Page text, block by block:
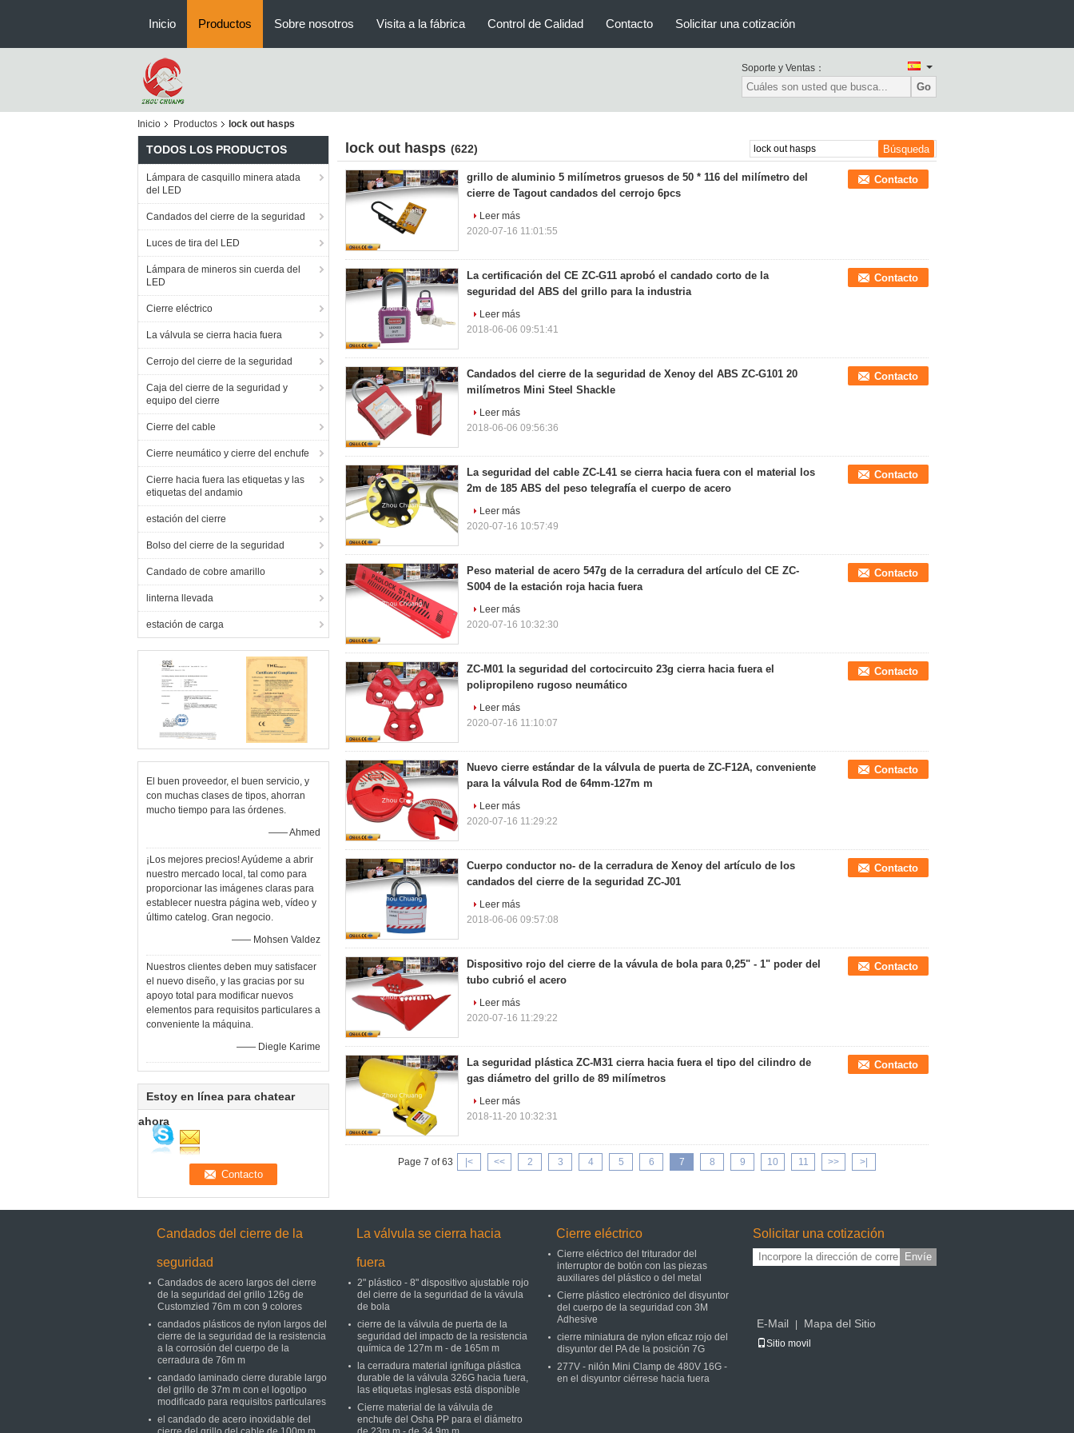
Inicio Productos Sobre nosotros Visita a la fábrica Control de Calidad Contacto Solicitar una cotización
Soporte y Ventas：
Go
Inicio Productos lock out hasps
TODOS LOS PRODUCTOS
Lámpara de casquillo minera atada
del LED
Candados del cierre de la seguridad
Luces de tira del LED
Lámpara de mineros sin cuerda del
LED
Cierre eléctrico
La válvula se cierra hacia fuera
Cerrojo del cierre de la seguridad
Caja del cierre de la seguridad y
equipo del cierre
Cierre del cable
Cierre neumático y cierre del enchufe
Cierre hacia fuera las etiquetas y las
etiquetas del andamio
estación del cierre
Bolso del cierre de la seguridad
Candado de cobre amarillo
linterna llevada
estación de carga
El buen proveedor, el buen servicio, y
con muchas clases de tipos, ahorran
mucho tiempo para las órdenes.
—— Ahmed
¡Los mejores precios! Ayúdeme a abrir
nuestro mercado local, tal como para
proporcionar las imágenes claras para
establecer nuestra página web, vídeo y
último catelog. Gran negocio.
—— Mohsen Valdez
Nuestros clientes deben muy satisfacer
el nuevo diseño, y las gracias por su
apoyo total para modificar nuevos
elementos para requisitos particulares a
conveniente la máquina.
—— Diegle Karime
Estoy en línea para chatear
ahora
lock out hasps (622)
grillo de aluminio 5 milímetros gruesos de 50 * 116 del milímetro del
cierre de Tagout candados del cerrojo 6pcs
Contacto
Leer más
2020-07-16 11:01:55
La certificación del CE ZC-G11 aprobó el candado corto de la
seguridad del ABS del grillo para la industria
Contacto
Leer más
2018-06-06 09:51:41
Candados del cierre de la seguridad de Xenoy del ABS ZC-G101 20
milímetros Mini Steel Shackle
Contacto
Leer más
2018-06-06 09:56:36
La seguridad del cable ZC-L41 se cierra hacia fuera con el material los
2m de 185 ABS del peso telegrafía el cuerpo de acero
Contacto
Leer más
2020-07-16 10:57:49
Peso material de acero 547g de la cerradura del artículo del CE ZC-
S004 de la estación roja hacia fuera
Contacto
Leer más
2020-07-16 10:32:30
ZC-M01 la seguridad del cortocircuito 23g cierra hacia fuera el
polipropileno rugoso neumático
Contacto
Leer más
2020-07-16 11:10:07
Nuevo cierre estándar de la válvula de puerta de ZC-F12A, conveniente
para la válvula Rod de 64mm-127m m
Contacto
Leer más
2020-07-16 11:29:22
Cuerpo conductor no- de la cerradura de Xenoy del artículo de los
candados del cierre de la seguridad ZC-J01
Contacto
Leer más
2018-06-06 09:57:08
Dispositivo rojo del cierre de la vávula de bola para 0,25" - 1" poder del
tubo cubrió el acero
Contacto
Leer más
2020-07-16 11:29:22
La seguridad plástica ZC-M31 cierra hacia fuera el tipo del cilindro de
gas diámetro del grillo de 89 milímetros
Contacto
Leer más
2018-11-20 10:32:31
Page 7 of 63 |< << 2 3 4 5 6 7 8 9 10 11 >> >|
Candados del cierre de la
seguridad
Candados de acero largos del cierre
de la seguridad del grillo 126g de
Customzied 76m m con 9 colores
candados plásticos de nylon largos del
cierre de la seguridad de la resistencia
a la corrosión del cuerpo de la
cerradura de 76m m
candado laminado cierre durable largo
del grillo de 37m m con el logotipo
modificado para requisitos particulares
el candado de acero inoxidable del
La válvula se cierra hacia
fuera
2" plástico - 8" dispositivo ajustable rojo
del cierre de la seguridad de la vávula
de bola
cierre de la válvula de puerta de la
seguridad del impacto de la resistencia
química de 127m m - de 165m m
la cerradura material ignífuga plástica
durable de la válvula 326G hacia fuera,
las etiquetas inglesas está disponible
Cierre material de la válvula de
enchufe del Osha PP para el diámetro
Cierre eléctrico
Cierre eléctrico del triturador del
interruptor de botón con las piezas
auxiliares del plástico o del metal
Cierre plástico electrónico del disyuntor
del cuerpo de la seguridad con 3M
Adhesive
cierre miniatura de nylon eficaz rojo del
disyuntor del PA de la posición 7G
277V - nilón Mini Clamp de 480V 16G -
en el disyuntor ciérrese hacia fuera
Solicitar una cotización
Envíe
E-Mail | Mapa del Sitio
Sitio movil